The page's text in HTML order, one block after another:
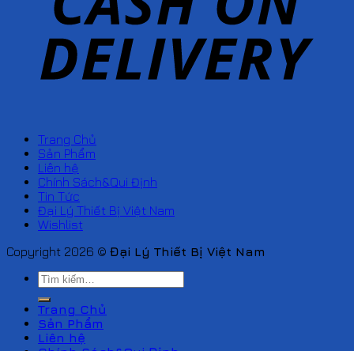
Trang Chủ
Sản Phẩm
Liên hệ
Chính Sách&Qui Định
Tin Tức
Đại Lý Thiết Bị Việt Nam
Wishlist
Copyright 2026 © Đại Lý Thiết Bị Việt Nam
Tìm
kiếm:
Trang Chủ
Sản Phẩm
Liên hệ